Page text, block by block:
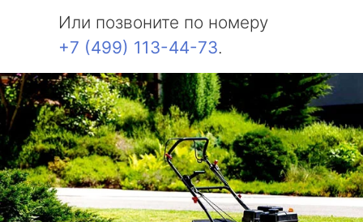
Или позвоните по номеру
+7 (499) 113-44-73.